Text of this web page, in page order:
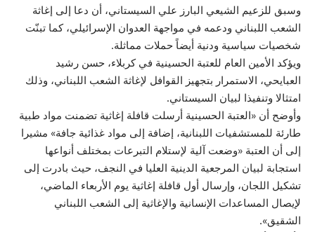
وسبق للزعيم الشيعي البارز علي السيستاني، أن دعا إلى إغاثة
الشعب اللبناني ودعمه في مواجهة العدوان الإسرائيلي، كما تبنّت
شخصيات سياسية ودنية أيضاً حملات مماثلة.
ويؤكد الأمين العام للعتبة الحسينية في كربلاء، حسن رشيد
العبايحي، الاستمرار بتجهيز القوافل لإغاثة الشعب اللبناني، وذلك
امتثالا وتنفيذا لبيان السيستاني.
وأوضح أن «العتبة الحسينية أرسلت قافلة إغاثية تضمنت مواد طبية
طارئة للمستشفيات اللبنانية، إضافة إلى مواد غذائية جافة» مشيرا
إلى أن العتبة «وضعت آلية لإستلام التبرعات بمختلف أنواعها
استجابة لبيان المرجعية الدينية العليا في النجف، حيث بادرت إلى
تشكيل اللجان، وإرسال أول قافلة إغاثية يوم الأربعاء الماضي،
لإيصال المساعدات الإنسانية والإغاثية إلى الشعب اللبناني
الشقيق».